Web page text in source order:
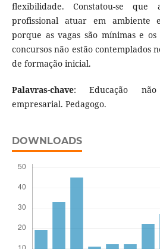
flexibilidade. Constatou-se que
profissional atuar em ambiente
porque as vagas são mínimas e
concursos não estão contemplados
de formação inicial.
Palavras-chave: Educação não
empresarial. Pedagogo.
DOWNLOADS